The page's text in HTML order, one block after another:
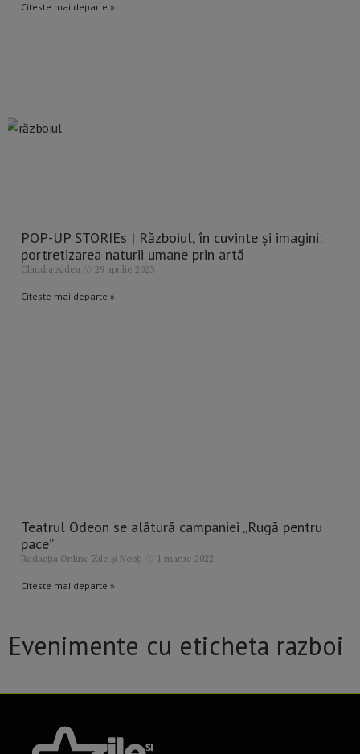
Citeste mai departe »
POP-UP STORIEs | Războiul, în cuvinte și imagini:
portretizarea naturii umane prin artă
Claudia Aldea 29 aprilie 2023
Citeste mai departe »
Teatrul Odeon se alătură campaniei „Rugă pentru
pace”
Redacția Online Zile și Nopți 1 martie 2022
Citeste mai departe »
Evenimente cu eticheta razboi